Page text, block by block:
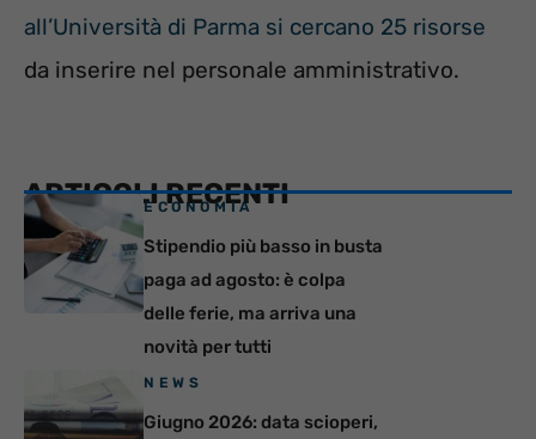
all’Università di Parma si cercano 25 risorse
da inserire nel personale amministrativo.
ARTICOLI RECENTI
ECONOMIA
Stipendio più basso in busta
paga ad agosto: è colpa
delle ferie, ma arriva una
novità per tutti
NEWS
Giugno 2026: data scioperi,